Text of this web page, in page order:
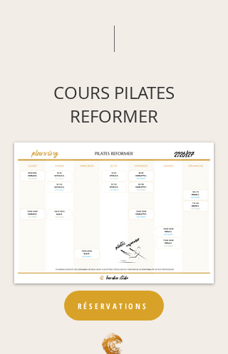
COURS PILATES
REFORMER
RÉSERVATIONS